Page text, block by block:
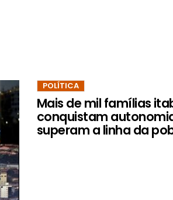
POLÍTICA
Mais de mil famílias
conquistam
superam a linha da